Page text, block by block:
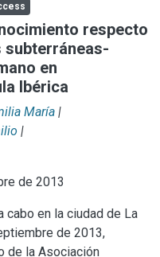
respecto
subterráneas-
en
Ibérica
María |
|
de 2013
cabo en la ciudad de La
de 2013,
de la Asociación